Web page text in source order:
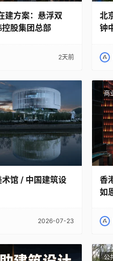
建方案：悬浮双
股集团总部
2天前
北
钟
馆 / 中国建筑设
2026-07-23
商
香
如
公